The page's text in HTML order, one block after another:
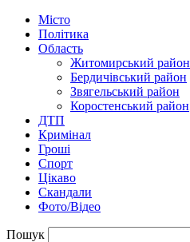
Місто
Політика
Область
Житомирський район
Бердичівський район
Звягельський район
Коростенський район
ДТП
Кримінал
Гроші
Спорт
Цікаво
Скандали
Фото/Відео
Пошук